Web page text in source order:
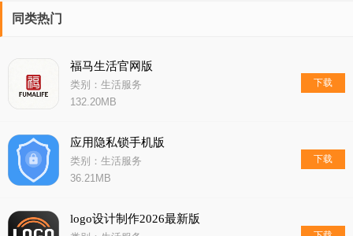
同类热门
福马生活官网版
类别：生活服务
132.20MB
下载
应用隐私锁手机版
类别：生活服务
36.21MB
下载
logo设计制作2026最新版